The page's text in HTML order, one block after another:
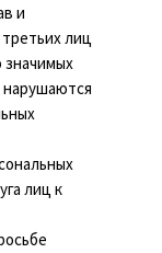
и
лиц
нарушаются
лиц к